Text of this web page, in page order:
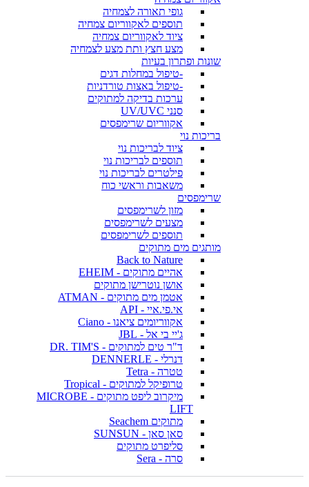
גופי תאורה לצמחיה
תוספים לאקווריום צמחיה
ציוד לאקווריום צמחיה
מצע חצץ ותת מצע לצמחיה
שונות ופתרון בעיות
-טיפול במחלות דגים
-טיפול באצות טורדניות
ערכות בדיקה למתוקים
סנני UV/UVC
אקווריום שרימפסים
בריכות נוי
ציוד לבריכות נוי
תוספים לבריכות נוי
פילטרים לבריכות נוי
משאבות וראשי כוח
שרימפסים
מזון לשרימפסים
מצעים לשרימפסים
תוספים לשרימפסים
מותגים מים מתוקים
Back to Nature
אהיים מתוקים - EHEIM
אושן נוטרישן מתוקים
אטמן מים מתוקים - ATMAN
אי.פי.איי - API
אקווריומים ציאנו - Ciano
ג'יי בי אל - JBL
ד"ר טים למתוקים - DR. TIM'S
דנרלי - DENNERLE
טטרה - Tetra
טרופיקל למתוקים - Tropical
מיקרוב ליפט מתוקים - MICROBE
LIFT
מתוקים Seachem
סאן סאן - SUNSUN
סליפרט מתוקים
סרה - Sera